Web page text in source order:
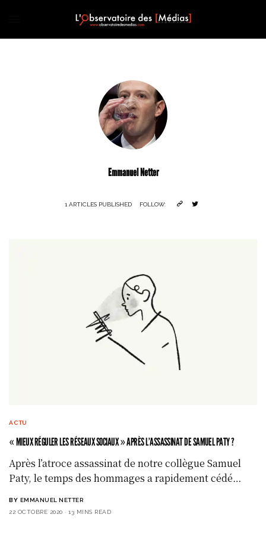
Emmanuel Netter
1 ARTICLES PUBLISHED FOLLOW:
ACTU
« MIEUX RÉGULER LES RÉSEAUX SOCIAUX » APRÈS L’ASSASSINAT DE SAMUEL PATY ?
Après l’atroce assassinat de notre collègue Samuel
Paty, le temps des hommages a rapidement cédé…
BY EMMANUEL NETTER
22 OCTOBRE 2020
13 MINS READ